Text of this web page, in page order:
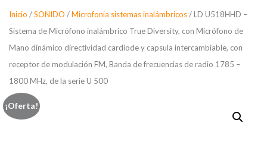
Inicio /SONIDO /Microfonia sistemas inalámbricos/ LD U518HHD –
Sistema de Micrófono inalámbrico True Diversity, con Micrófono de
Mano dinámico directividad cardiode y capsula intercambiable, con
receptor de modulación FM, Banda de frecuencias de radio 1785 –
1800 MHz, de la serie U 500
¡Oferta!